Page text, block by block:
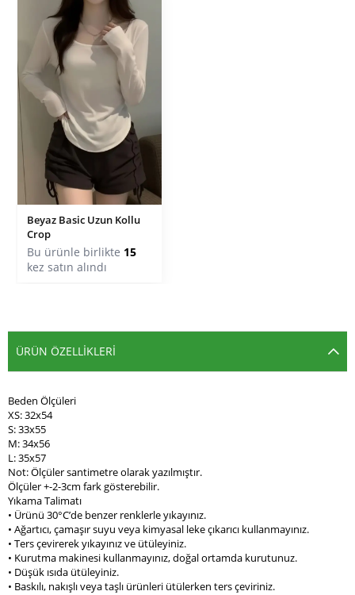
Beyaz Basic Uzun Kollu
Crop
Bu ürünle birlikte 15
kez satın alındı
ÜRÜN ÖZELLIKLERI
Beden Ölçüleri
XS: 32x54
S: 33x55
M: 34x56
L: 35x57
Not: Ölçüler santimetre olarak yazılmıştır.
Ölçüler +-2-3cm fark gösterebilir.
Yıkama Talimatı
• Ürünü 30°C’de benzer renklerle yıkayınız.
• Ağartıcı, çamaşır suyu veya kimyasal leke çıkarıcı kullanmayınız.
• Ters çevirerek yıkayınız ve ütüleyiniz.
• Kurutma makinesi kullanmayınız, doğal ortamda kurutunuz.
• Düşük ısıda ütüleyiniz.
• Baskılı, nakışlı veya taşlı ürünleri ütülerken ters çeviriniz.